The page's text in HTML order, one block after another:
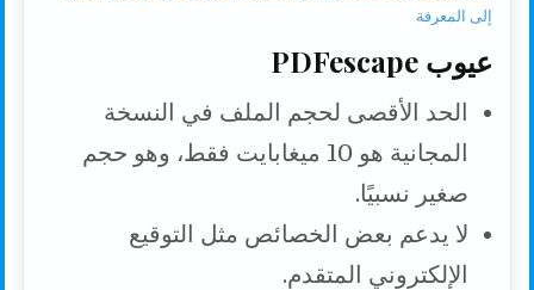
إلى المعرفة
عيوب PDFescape
الحد الأقصى لحجم الملف في النسخة
المجانية هو 10 ميغابايت فقط، وهو حجم
صغير نسبيًا.
لا يدعم بعض الخصائص مثل التوقيع
الإلكتروني المتقدم.